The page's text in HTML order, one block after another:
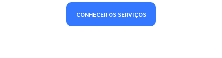
CONHECER OS SERVIÇOS